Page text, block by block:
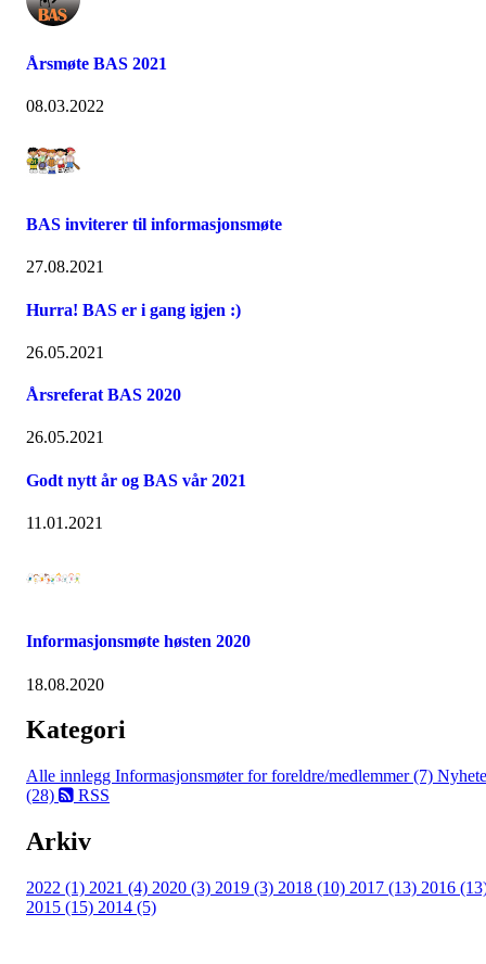
Årsmøte BAS 2021
08.03.2022
BAS inviterer til informasjonsmøte
27.08.2021
Hurra! BAS er i gang igjen :)
26.05.2021
Årsreferat BAS 2020
26.05.2021
Godt nytt år og BAS vår 2021
11.01.2021
Informasjonsmøte høsten 2020
18.08.2020
Kategori
Alle innlegg Informasjonsmøter for foreldre/medlemmer (7)
(28)
RSS
Arkiv
2022 (1) 2021 (4) 2020 (3) 2019 (3) 2018 (10) 2017 (13) 2016
2015 (15) 2014 (5)